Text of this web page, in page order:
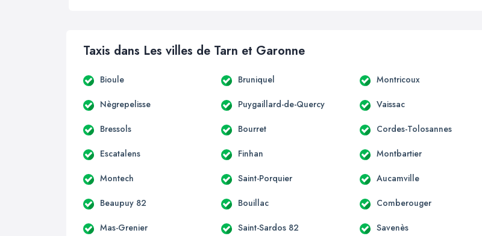
Taxis dans Les villes de Tarn et Garonne
Bioule Bruniquel Montricoux
Nègrepelisse Puygaillard-de-Quercy Vaissac
Bressols Bourret Cordes-Tolosannes
Escatalens Finhan Montbartier
Montech Saint-Porquier Aucamville
Beaupuy 82 Bouillac Comberouger
Mas-Grenier Saint-Sardos 82 Savenès